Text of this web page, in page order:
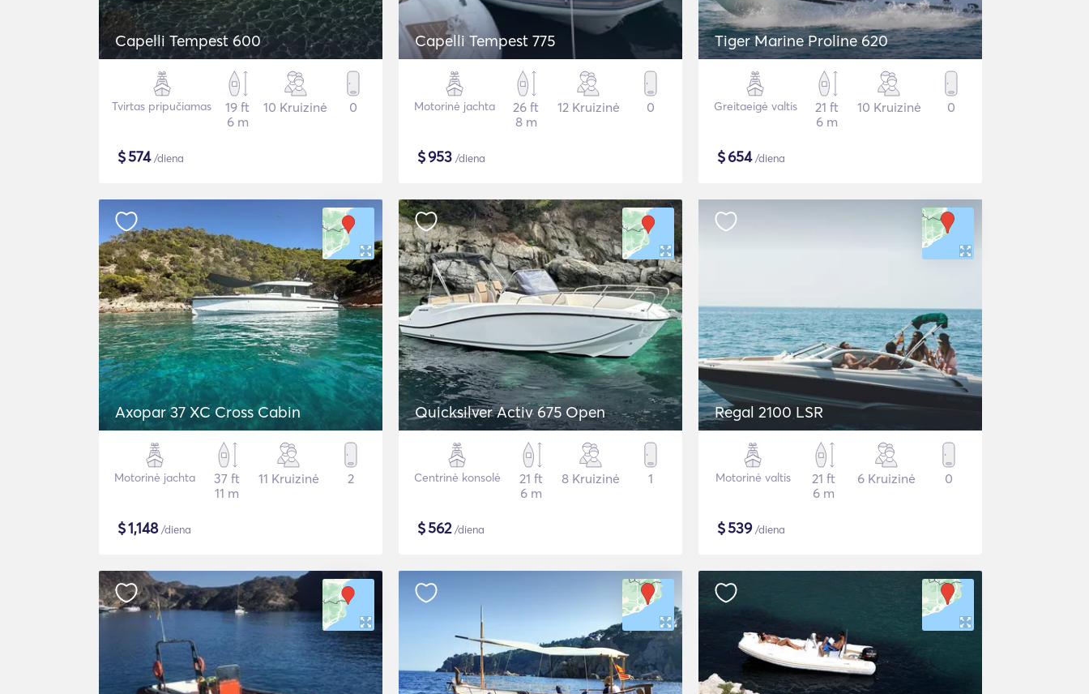
Capelli Tempest 600
Tvirtas pripučiamas
19 ft
6 m
10 Kruizinė 0
$574/diena
Capelli Tempest 775
Motorinė jachta
26 ft
8 m
12 Kruizinė 0
$953 /diena
Tiger Marine Proline 620
Greitaeigė valtis
21 ft
6 m
10 Kruizinė 0
$654/diena
Axopar 37 XC Cross Cabin
Motorinė jachta
37 ft
11 m
11 Kruizinė 2
$1,148/diena
Quicksilver Activ 675 Open
Centrinė konsolė
21 ft
6 m
8 Kruizinė 1
$562/diena
Regal 2100 LSR
Motorinė valtis
21 ft
6 m
6 Kruizinė 0
$539/diena